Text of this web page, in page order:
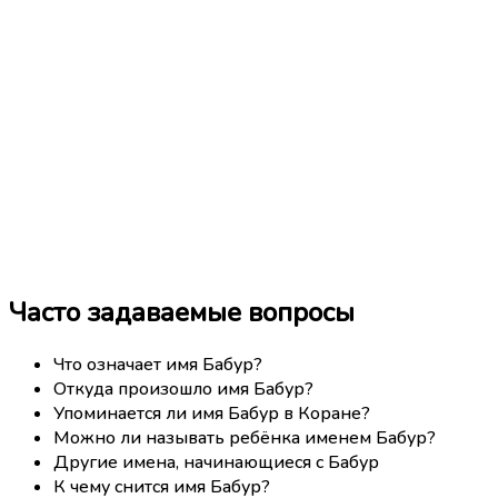
Часто задаваемые вопросы
Что означает имя Бабур?
Откуда произошло имя Бабур?
Упоминается ли имя Бабур в Коране?
Можно ли называть ребёнка именем Бабур?
Другие имена, начинающиеся с Бабур
К чему снится имя Бабур?